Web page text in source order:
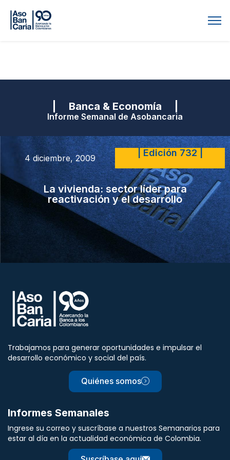
| Banca & Economía |
Informe Semanal de Asobancaria
4 diciembre, 2009 | Edición 732 |
La vivienda: sector líder para
reactivación y el desarrollo
Trabajamos para generar oportunidades e impulsar el
desarrollo económico y social del país.
Quiénes somos
Informes Semanales
Ingrese su correo y suscríbase a nuestros Semanarios para
estar al día en la actualidad económica de Colombia.